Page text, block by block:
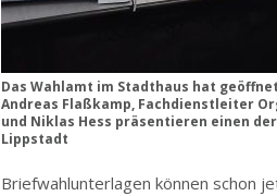
Das Wahlamt im Stadthaus hat
Andreas Flaßkamp, Fachdienstleiter
und Niklas Hess präsentieren einen
Lippstadt
Briefwahlunterlagen können schon